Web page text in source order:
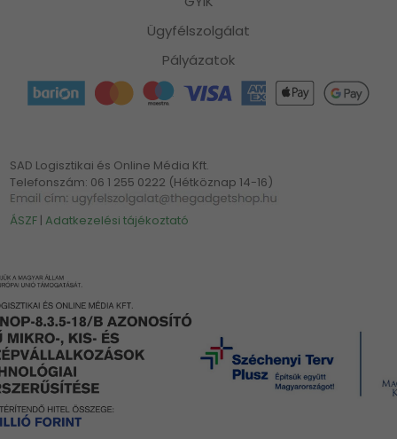
Ügyfélszolgálat
Pályázatok
SAD Logisztikai és Online Média Kft.
Telefonszám: 06 1 255 0222 (Hétköznap 14-16)
ÁSZF |Adatkezelési tájékoztató